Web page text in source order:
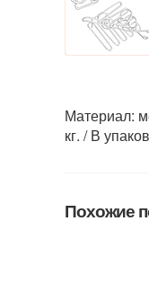
Материал:
кг. / В
Похожие